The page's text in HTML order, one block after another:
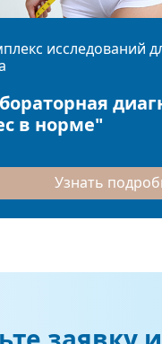
исследований
в норме"
Узнать